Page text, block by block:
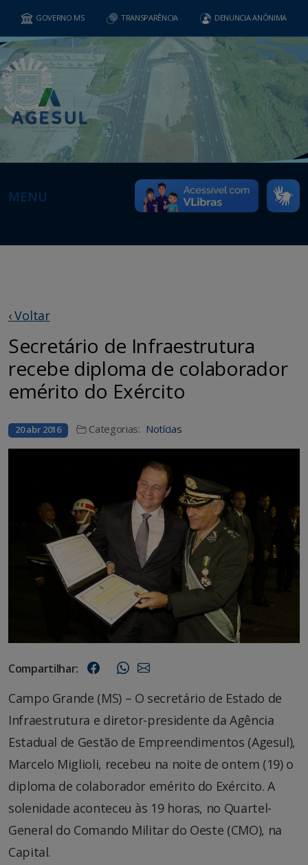
GOVERNO MS TRANSPARÊNCIA DENUNCIA ANÔNIMA
MENU
‹ Voltar
Secretário de Infraestrutura
recebe diploma de colaborador
emérito do Exército
20 abr 2016 Categorias: Notícias
Compartilhar:
Campo Grande (MS) – O secretário de Estado de
Infraestrutura e diretor-presidente da Agência
Estadual de Gestão de Empreendimentos (Agesul),
Marcelo Miglioli, recebeu na noite de ontem (19) o
diploma de colaborador emérito do Exército. A
solenidade aconteceu às 19 horas, no Quartel-
General do Comando Militar do Oeste (CMO), na
Capital.